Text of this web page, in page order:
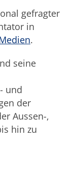
gefragter
in
.
seine
und
der
Aussen-,
hin zu